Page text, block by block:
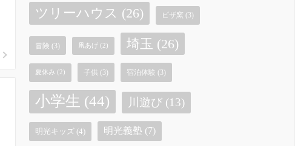
ツリーハウス (26) ピザ窯 (3)
冒険 (3) 凧あげ (2) 埼玉 (26)
夏休み (2) 子供 (3) 宿泊体験 (3)
小学生 (44) 川遊び (13)
明光キッズ (4) 明光義塾 (7)